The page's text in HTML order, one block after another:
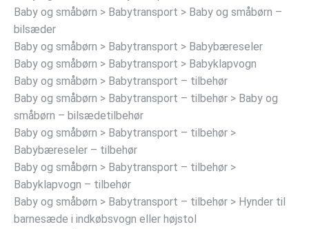
Baby og småbørn > Babytransport > Baby og småbørn –
bilsæder
Baby og småbørn > Babytransport > Babybæreseler
Baby og småbørn > Babytransport > Babyklapvogn
Baby og småbørn > Babytransport – tilbehør
Baby og småbørn > Babytransport – tilbehør > Baby og
småbørn – bilsædetilbehør
Baby og småbørn > Babytransport – tilbehør >
Babybæreseler – tilbehør
Baby og småbørn > Babytransport – tilbehør >
Babyklapvogn – tilbehør
Baby og småbørn > Babytransport – tilbehør > Hynder til
barnesæde i indkøbsvogn eller højstol